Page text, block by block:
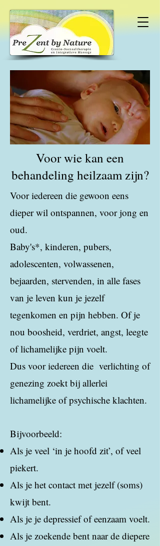
Voor wie kan een
behandeling heilzaam zijn?
Voor iedereen die gewoon eens
dieper wil ontspannen, voor jong en
oud.
Baby's*, kinderen, pubers,
adolescenten, volwassenen,
bejaarden, stervenden, in alle fases
van je leven kun je jezelf
tegenkomen en pijn hebben. Of je
nou boosheid, verdriet, angst, leegte
of lichamelijke pijn voelt.
Dus voor iedereen die verlichting of
genezing zoekt bij allerlei
lichamelijke of psychische klachten.
Bijvoorbeeld:
Als je veel ‘in je hoofd zit’, of veel
piekert.
Als je het contact met jezelf (soms)
kwijt bent.
Als je je depressief of eenzaam voelt.
Als je zoekende bent naar de diepere